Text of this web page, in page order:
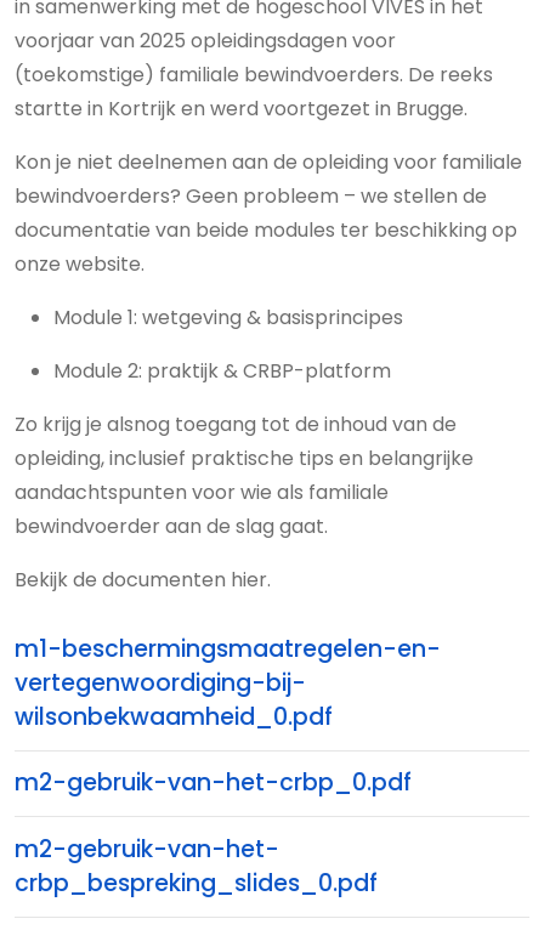
in samenwerking met de hogeschool VIVES in het
voorjaar van 2025 opleidingsdagen voor
(toekomstige) familiale bewindvoerders. De reeks
startte in Kortrijk en werd voortgezet in Brugge.
Kon je niet deelnemen aan de opleiding voor familiale
bewindvoerders? Geen probleem – we stellen de
documentatie van beide modules ter beschikking op
onze website.
Module 1: wetgeving & basisprincipes
Module 2: praktijk & CRBP-platform
Zo krijg je alsnog toegang tot de inhoud van de
opleiding, inclusief praktische tips en belangrijke
aandachtspunten voor wie als familiale
bewindvoerder aan de slag gaat.
Bekijk de documenten hier.
m1-beschermingsmaatregelen-en-
vertegenwoordiging-bij-
wilsonbekwaamheid_0.pdf
m2-gebruik-van-het-crbp_0.pdf
m2-gebruik-van-het-
crbp_bespreking_slides_0.pdf